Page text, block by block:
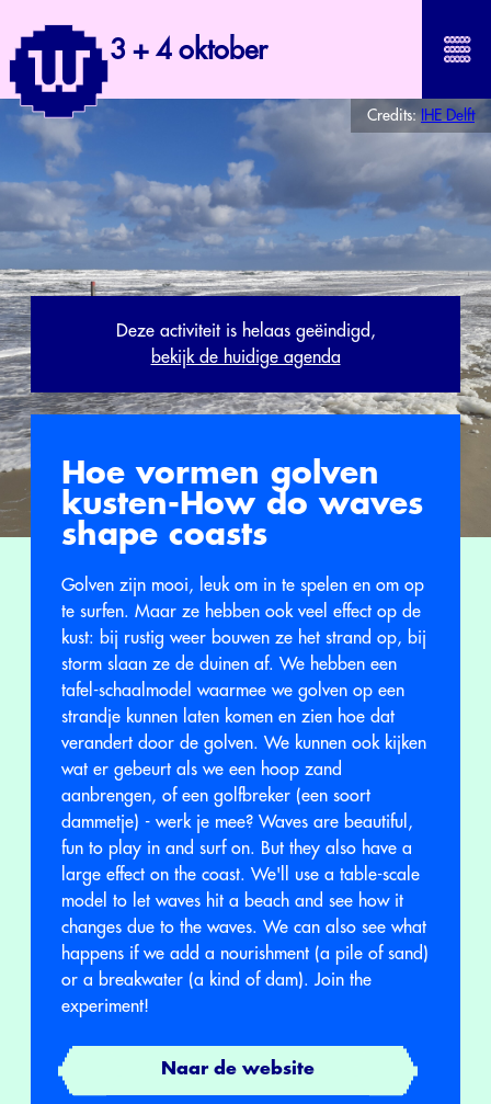
3 + 4 oktober
Credits: IHE Delft
Deze activiteit is helaas geëindigd,
bekijk de huidige agenda
Hoe vormen golven
kusten-How do waves
shape coasts
Golven zijn mooi, leuk om in te spelen en om op
te surfen. Maar ze hebben ook veel effect op de
kust: bij rustig weer bouwen ze het strand op, bij
storm slaan ze de duinen af. We hebben een
tafel-schaalmodel waarmee we golven op een
strandje kunnen laten komen en zien hoe dat
verandert door de golven. We kunnen ook kijken
wat er gebeurt als we een hoop zand
aanbrengen, of een golfbreker (een soort
dammetje) - werk je mee? Waves are beautiful,
fun to play in and surf on. But they also have a
large effect on the coast. We'll use a table-scale
model to let waves hit a beach and see how it
changes due to the waves. We can also see what
happens if we add a nourishment (a pile of sand)
or a breakwater (a kind of dam). Join the
experiment!
Naar de website